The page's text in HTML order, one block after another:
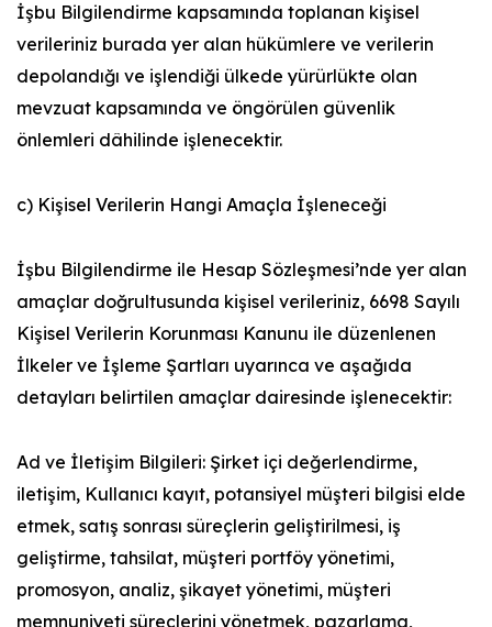
İşbu Bilgilendirme kapsamında toplanan kişisel
verileriniz burada yer alan hükümlere ve verilerin
depolandığı ve işlendiği ülkede yürürlükte olan
mevzuat kapsamında ve öngörülen güvenlik
önlemleri dâhilinde işlenecektir.
c) Kişisel Verilerin Hangi Amaçla İşleneceği
İşbu Bilgilendirme ile Hesap Sözleşmesi’nde yer alan
amaçlar doğrultusunda kişisel verileriniz, 6698 Sayılı
Kişisel Verilerin Korunması Kanunu ile düzenlenen
İlkeler ve İşleme Şartları uyarınca ve aşağıda
detayları belirtilen amaçlar dairesinde işlenecektir:
Ad ve İletişim Bilgileri: Şirket içi değerlendirme,
iletişim, Kullanıcı kayıt, potansiyel müşteri bilgisi elde
etmek, satış sonrası süreçlerin geliştirilmesi, iş
geliştirme, tahsilat, müşteri portföy yönetimi,
promosyon, analiz, şikayet yönetimi, müşteri
memnuniyeti süreçlerini yönetmek, pazarlama,